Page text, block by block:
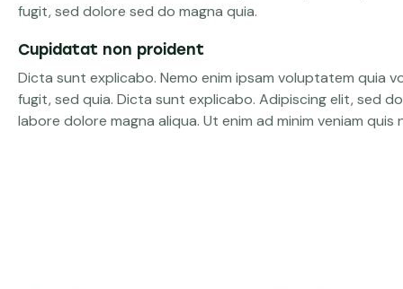
fugit, sed dolore sed do magna quia.
Cupidatat non proident
Dicta sunt explicabo. Nemo enim ipsam voluptatem quia
fugit, sed quia. Dicta sunt explicabo. Adipiscing elit, sed
labore dolore magna aliqua. Ut enim ad minim veniam quis